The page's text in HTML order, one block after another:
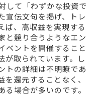
て「わずかな投資で
宣伝文句を掲げ、トレ
ば、高収益を実現する
と競り合うようなエン
ベントを開催すること
が取られています。し
トの詳細は不明瞭であ
還元することなく、
る場合が多いのです。